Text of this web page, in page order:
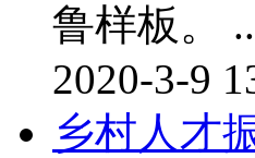
鲁样板。
2020-3-9
乡村人才